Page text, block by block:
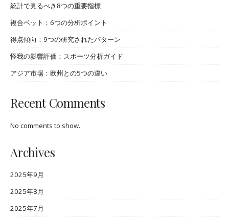
統計で見るべき8つの重要指標
複合ベット：6つの分析ポイント
得点傾向：9つの研究されたパターン
怪我の影響評価：スポーツ分析ガイド
アジア市場：欧州との5つの違い
Recent Comments
No comments to show.
Archives
2025年9月
2025年8月
2025年7月